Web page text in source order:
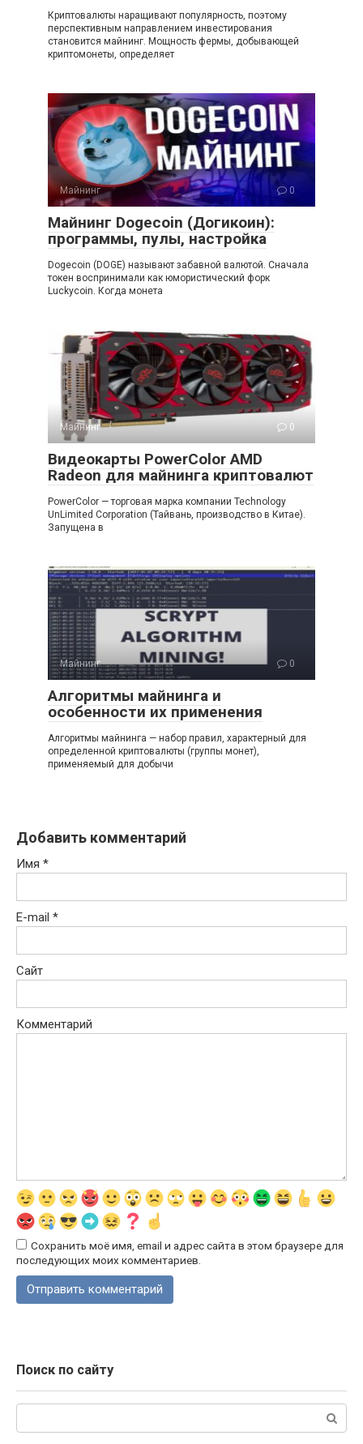
Криптовалюты наращивают популярность, поэтому
перспективным направлением инвестирования
становится майнинг. Мощность фермы, добывающей
криптомонеты, определяет
Майнинг 0
Майнинг Dogecoin (Догикоин):
программы, пулы, настройка
Dogecoin (DOGE) называют забавной валютой. Сначала
токен воспринимали как юмористический форк
Luckycoin. Когда монета
Майнинг 0
Видеокарты PowerColor AMD
Radeon для майнинга криптовалют
PowerColor — торговая марка компании Technology
UnLimited Corporation (Тайвань, производство в Китае).
Запущена в
Майнинг 0
Алгоритмы майнинга и
особенности их применения
Алгоритмы майнинга — набор правил, характерный для
определенной криптовалюты (группы монет),
применяемый для добычи
Добавить комментарий
Имя *
E-mail *
Сайт
Комментарий
Сохранить моё имя, email и адрес сайта в этом браузере для
последующих моих комментариев.
Поиск по сайту